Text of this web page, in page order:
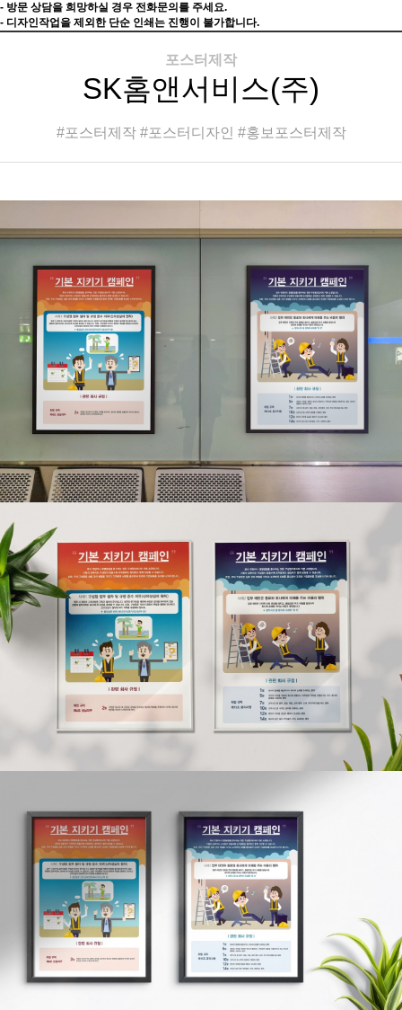
- 방문 상담을 희망하실 경우 전화문의를 주세요.
- 디자인작업을 제외한 단순 인쇄는 진행이 불가합니다.
포스터제작
SK홈앤서비스(주)
#포스터제작 #포스터디자인 #홍보포스터제작